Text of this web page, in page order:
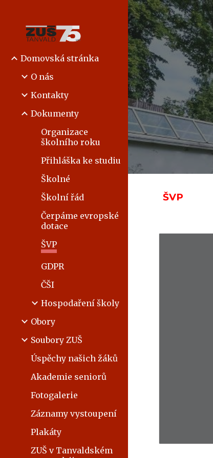
Domovská stránka
O nás
Kontakty
Dokumenty
Organizace
školního roku
Přihláška ke studiu
Školné
Školní řád
Čerpáme evropské
dotace
ŠVP
GDPR
ČŠI
Hospodaření školy
Obory
Soubory ZUŠ
Úspěchy našich žáků
Akademie seniorů
Fotogalerie
Záznamy vystoupení
Plakáty
ZUŠ v Tanvaldském
ŠVP